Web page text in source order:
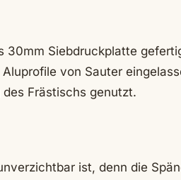
30mm Siebdruckplatte
von Sauter
Frästischs genutzt.
ist, denn die